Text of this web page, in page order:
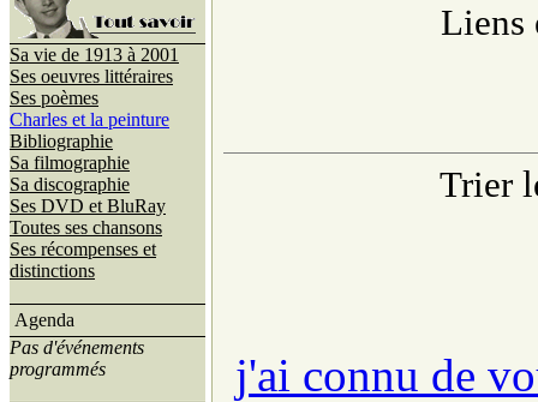
Sa vie de 1913 à 2001
Ses oeuvres littéraires
Ses poèmes
Charles et la peinture
Bibliographie
Sa filmographie
Sa discographie
Ses DVD et BluRay
Toutes ses chansons
Ses récompenses et
distinctions
Agenda
Pas d'événements
programmés
Liens
Trier
j'ai connu de